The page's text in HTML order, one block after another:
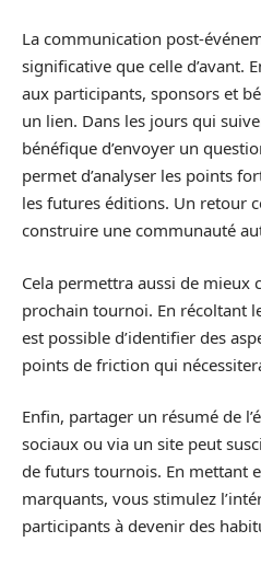
La communication post-
significative que celle d’avant.
aux participants, sponsors et
un lien. Dans les jours qui
bénéfique d’envoyer un
permet d’analyser les points
les futures éditions. Un retour
construire une communauté
Cela permettra aussi de mieux
prochain tournoi. En récoltant
est possible d’identifier des
points de friction qui
Enfin, partager un résumé de
sociaux ou via un site peut
de futurs tournois. En mettant
marquants, vous stimulez
participants à devenir des